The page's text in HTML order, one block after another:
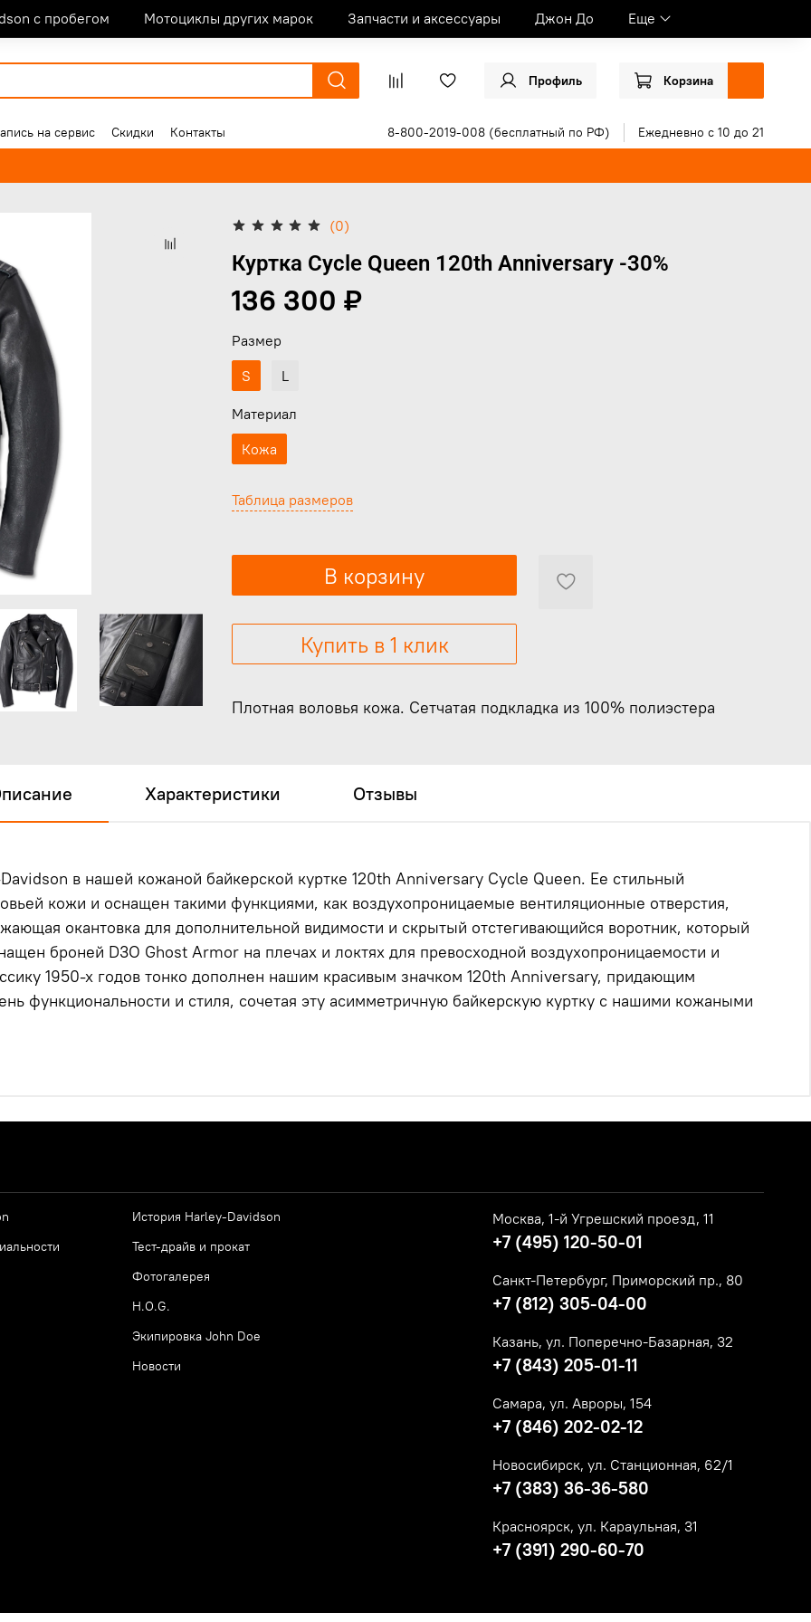
с пробегом Мотоциклы других марок Запчасти и аксессуары Джон До Еще
Профиль Корзина
на сервис Скидки Контакты 8-800-2019-008 (бесплатный по РФ) Ежедневно с 10 до 21
(0)
Куртка Cycle Queen 120th Anniversary -30%
136 300 ₽
Таблица размеров
В корзину
Купить в 1 клик
Размер
S
L
Материал
Кожа
Плотная воловья кожа. Сетчатая подкладка из 100% полиэстера
Характеристики Отзывы
в нашей кожаной байкерской куртке 120th Anniversary Cycle Queen. Ее стильный
кожи и оснащен такими функциями, как воздухопроницаемые вентиляционные отверстия,
окантовка для дополнительной видимости и скрытый отстегивающийся воротник, который
броней D3O Ghost Armor на плечах и локтях для превосходной воздухопроницаемости и
1950-х годов тонко дополнен нашим красивым значком 120th Anniversary, придающим
функциональности и стиля, сочетая эту асимметричную байкерскую куртку с нашими кожаными
История Harley-Davidson
Тест-драйв и прокат
Фотогалерея
H.O.G.
Экипировка John Doe
Новости
Москва, 1-й Угрешский проезд, 11
+7 (495) 120-50-01
Санкт-Петербург, Приморский пр., 80
+7 (812) 305-04-00
Казань, ул. Поперечно-Базарная, 32
+7 (843) 205-01-11
Самара, ул. Авроры, 154
+7 (846) 202-02-12
Новосибирск, ул. Станционная, 62/1
+7 (383) 36-36-580
Красноярск, ул. Караульная, 31
+7 (391) 290-60-70